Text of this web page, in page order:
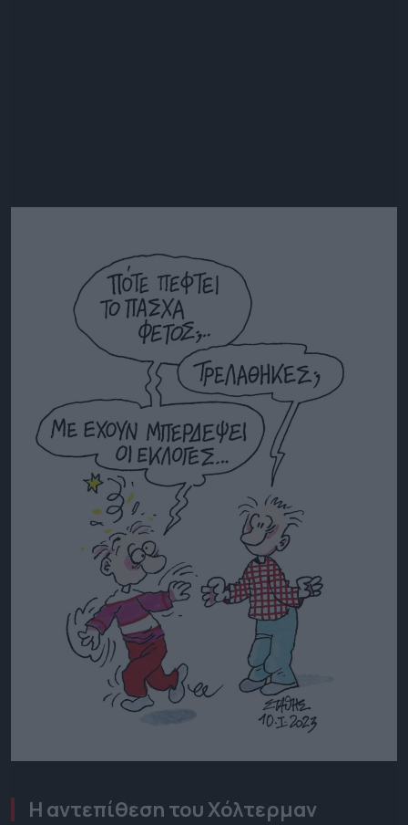
Η αντεπίθεση τουΧόλτερμαν